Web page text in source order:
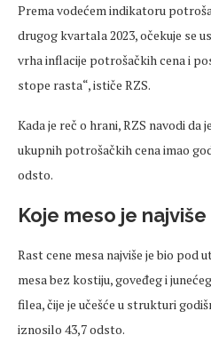
Prema vodećem indikatoru
drugog kvartala 2023, očekuje se
vrha inflacije potrošačkih cena i
stope rasta“, ističe RZS.
Kada je reč o hrani, RZS navodi da
ukupnih potrošačkih cena imao
odsto.
Koje meso je
Rast cene mesa najviše je bio pod
mesa bez kostiju, goveđeg i
filea, čije je učešće u strukturi
iznosilo 43,7 odsto.